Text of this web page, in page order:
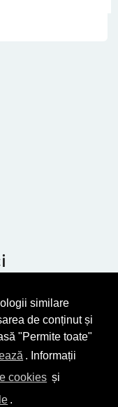
similare
de conținut și
"Permite toate"
. Informații
cookies și
.
cookie-uri